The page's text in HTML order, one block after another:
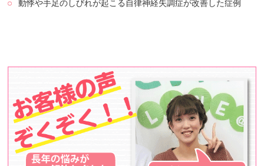
動悸や手足のしびれが起こる自律神経失調症が改善した症例